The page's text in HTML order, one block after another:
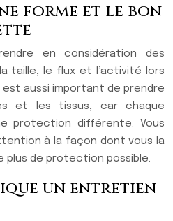
forme et le bon
en considération des
taille, le flux et l’activité lors
est aussi important de prendre
et les tissus, car chaque
protection différente. Vous
à la façon dont vous la
plus de protection possible.
un entretien